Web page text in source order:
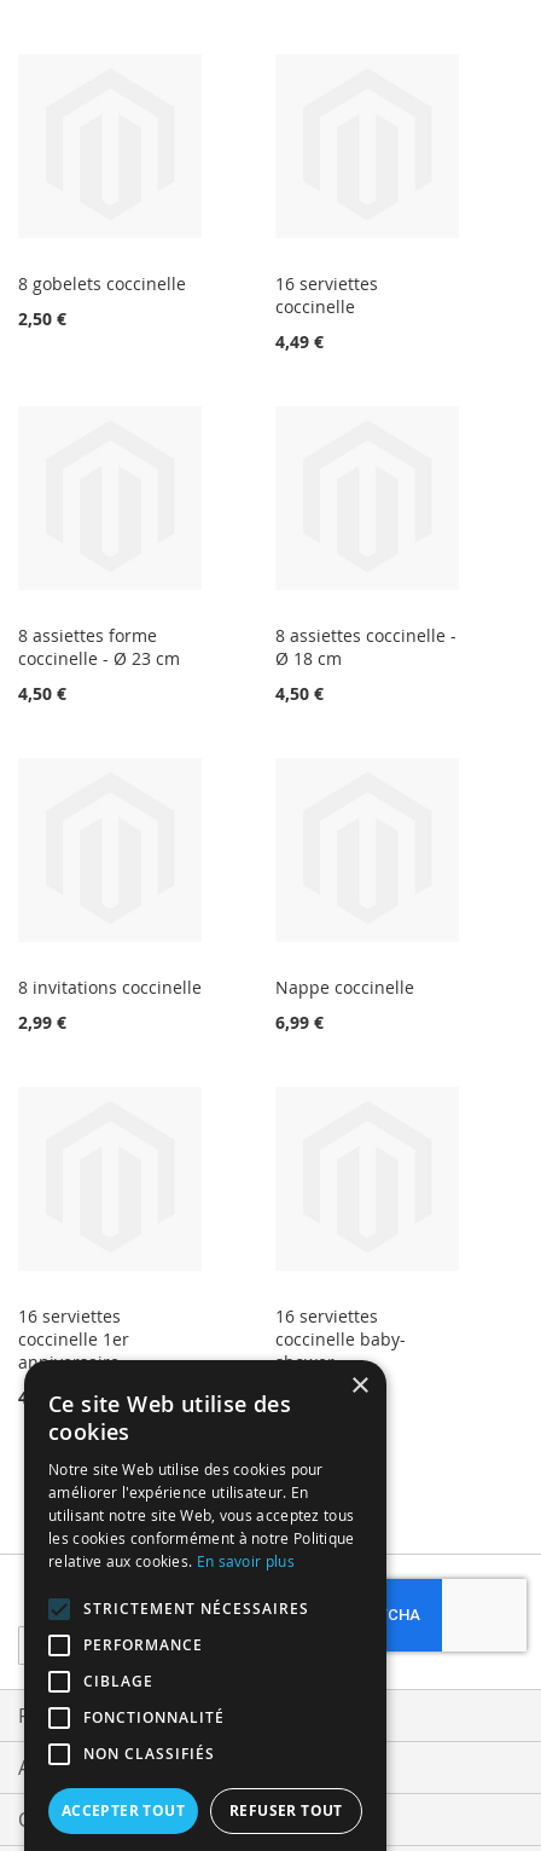
8 gobelets coccinelle
2,50 €
16 serviettes
coccinelle
4,49 €
8 assiettes forme
coccinelle - Ø 23 cm
4,50 €
8 assiettes coccinelle -
Ø 18 cm
4,50 €
8 invitations coccinelle
2,99 €
Nappe coccinelle
6,99 €
16 serviettes
coccinelle 1er
anniversaire
4,49 €
16 serviettes
coccinelle baby-
shower
4,49 €
Sign
Up
for
Our
Newsletter:
Subscribe
Privacy and Cookie Policy
Advanced Search
Orders and Returns
×
Ce site Web utilise des
cookies
Notre site Web utilise des cookies pour
améliorer l'expérience utilisateur. En
utilisant notre site Web, vous acceptez tous
les cookies conformément à notre Politique
relative aux cookies. En savoir plus
STRICTEMENT NÉCESSAIRES
PERFORMANCE
CIBLAGE
FONCTIONNALITÉ
NON CLASSIFIÉS
ACCEPTER TOUT REFUSER TOUT